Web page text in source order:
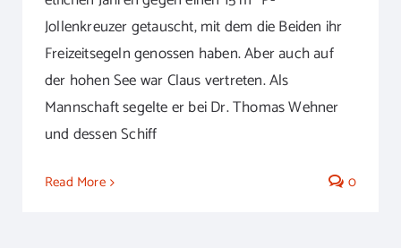
Jollenkreuzer getauscht, mit dem die Beiden ihr
Freizeitsegeln genossen haben. Aber auch auf
der hohen See war Claus vertreten. Als
Mannschaft segelte er bei Dr. Thomas Wehner
und dessen Schiff
Read More 0